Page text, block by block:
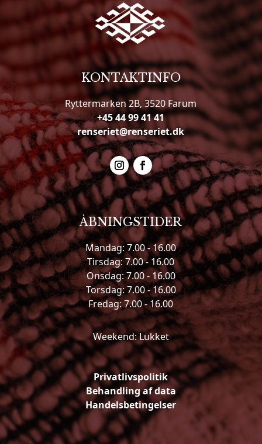
KONTAKTINFO
Ryttermarken 2B, 3520 Farum
+45 44 99 41 41
renseriet@renseriet.dk
ÅBNINGSTIDER
Mandag: 7.00 - 16.00
Tirsdag: 7.00 - 16.00
Onsdag: 7.00 - 16.00
Torsdag: 7.00 - 16.00
Fredag: 7.00 - 16.00
Weekend: Lukket
Privatlivspolitik
Behandling af data
Handelsbetingelser